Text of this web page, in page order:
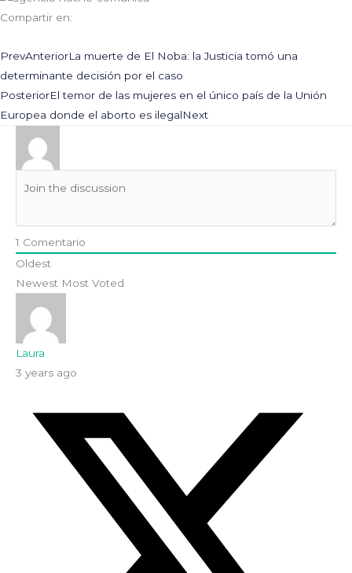
Compartir en:
PrevAnteriorLa muerte de El Noba: la Justicia tomó una
determinante decisión por el caso
PosteriorEl temor de las mujeres en el único país de la Unión
Europea donde el aborto es ilegalNext
1 Comentario
Oldest
Newest Most Voted
Laura
3 years ago